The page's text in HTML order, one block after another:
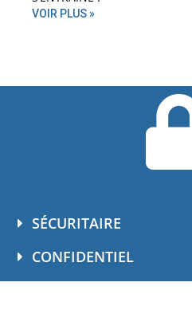
VOIR PLUS »
SÉCURITAIRE
CONFIDENTIEL